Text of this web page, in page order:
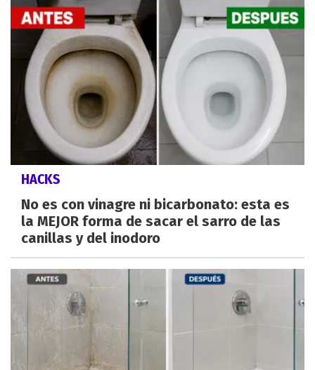
HACKS
No es con vinagre ni bicarbonato: esta es
la MEJOR forma de sacar el sarro de las
canillas y del inodoro